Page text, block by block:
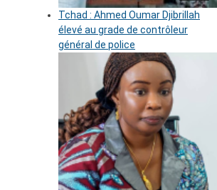
Tchad : Ahmed Oumar Djibrillah
élevé au grade de contrôleur
général de police